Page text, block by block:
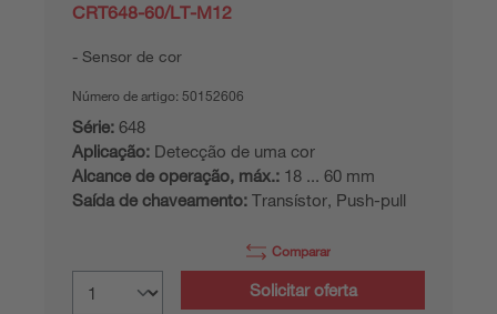
CRT648-60/LT-M12
Sensor de cor
Número de artigo: 50152606
Série: 648
Aplicação: Detecção de uma cor
Alcance de operação, máx.: 18 ... 60 mm
Saída de chaveamento: Transístor, Push-pull
Comparar
Solicitar oferta